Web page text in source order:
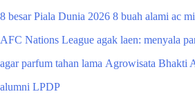
8 besar Piala Dunia 2026 8 buah alami ac
AFC Nations League agak laen: menyala
agar parfum tahan lama Agrowisata Bhakti
alumni LPDP